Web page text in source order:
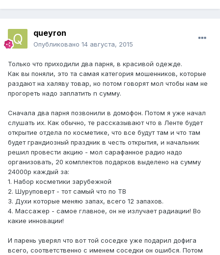
queуron
Опубликовано 14 августа, 2015
Только что приходили два парня, в красивой одежде.
Как вы поняли, это та самая категория мошенников, которые
раздают на халяву товар, но потом говорят мол чтобы нам не
прогореть надо заплатить n сумму.
Сначала два парня позвонили в домофон. Потом я уже начал
слушать их. Как обычно, те рассказывают что в Ленте будет
открытие отдела по косметике, что все будут там и что там
будет грандиозный праздник в честь открытия, и начальник
решил провести акцию - мол сарафанное радио надо
организовать, 20 комплектов подарков выделено на сумму
24000р каждый за:
1. Набор косметики зарубежной
2. Шуруповерт - тот самый что по ТВ
3. Духи которые меняю запах, всего 12 запахов.
4. Массажер - самое главное, он не излучает радиации! Во
какие инновации!
И парень уверял что вот той соседке уже подарил дофига
всего, соответственно с именем соседки он ошибся. Потом